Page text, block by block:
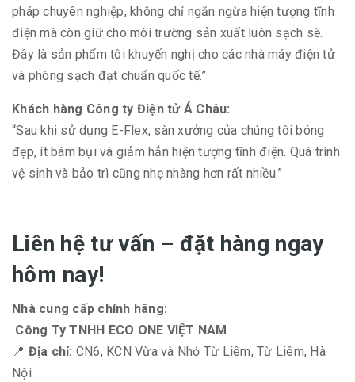
pháp chuyên nghiệp, không chỉ ngăn ngừa hiện tượng tĩnh
điện mà còn giữ cho môi trường sản xuất luôn sạch sẽ.
Đây là sản phẩm tôi khuyến nghị cho các nhà máy điện tử
và phòng sạch đạt chuẩn quốc tế.”
Khách hàng Công ty Điện tử Á Châu:
“Sau khi sử dụng E-Flex, sàn xưởng của chúng tôi bóng
đẹp, ít bám bụi và giảm hẳn hiện tượng tĩnh điện. Quá trình
vệ sinh và bảo trì cũng nhẹ nhàng hơn rất nhiều.”
Liên hệ tư vấn – đặt hàng ngay
hôm nay!
Nhà cung cấp chính hãng:
Công Ty TNHH ECO ONE VIỆT NAM
📍 Địa chỉ: CN6, KCN Vừa và Nhỏ Từ Liêm, Từ Liêm, Hà
Nội